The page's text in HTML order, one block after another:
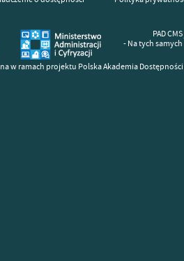
PAD
- Na tych
w ramach projektu Polska Akademia